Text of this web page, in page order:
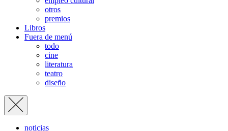
otros
premios
Libros
Fuera de menú
todo
cine
literatura
teatro
diseño
noticias